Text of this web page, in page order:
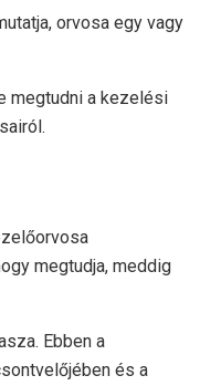
orvosa egy vagy
megtudni a kezelési
megtudja, meddig
Ebben a
és a